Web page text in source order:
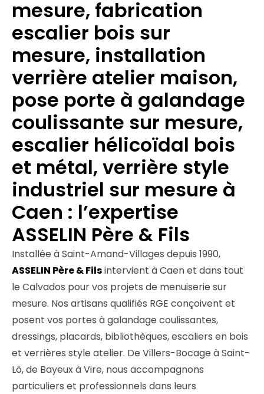
mesure, fabrication
escalier bois sur
mesure, installation
verrière atelier maison,
pose porte à galandage
coulissante sur mesure,
escalier hélicoïdal bois
et métal, verrière style
industriel sur mesure à
Caen : l’expertise
ASSELIN Père & Fils
Installée à Saint-Amand-Villages depuis 1990,
ASSELIN Père & Filsintervient à Caen et dans tout
le Calvados pour vos projets de menuiserie sur
mesure. Nos artisans qualifiés RGE conçoivent et
posent vos portes à galandage coulissantes,
dressings, placards, bibliothèques, escaliers en bois
et verrières style atelier. De Villers-Bocage à Saint-
Lô, de Bayeux à Vire, nous accompagnons
particuliers et professionnels dans leurs